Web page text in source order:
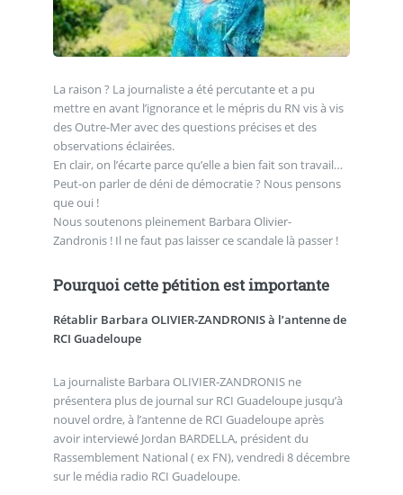
La raison ? La journaliste a été percutante et a pu
mettre en avant l’ignorance et le mépris du RN vis à vis
des Outre-Mer avec des questions précises et des
observations éclairées.
En clair, on l’écarte parce qu’elle a bien fait son travail…
Peut-on parler de déni de démocratie ? Nous pensons
que oui !
Nous soutenons pleinement Barbara Olivier-
Zandronis ! Il ne faut pas laisser ce scandale là passer !
Pourquoicette pétitionest importante
Rétablir Barbara OLIVIER-ZANDRONIS à l’antenne de
RCI Guadeloupe
La journaliste Barbara OLIVIER-ZANDRONIS ne
présentera plus de journal sur RCI Guadeloupe jusqu’à
nouvel ordre, à l’antenne de RCI Guadeloupe après
avoir interviewé Jordan BARDELLA, président du
Rassemblement National ( ex FN), vendredi 8 décembre
sur le média radio RCI Guadeloupe.